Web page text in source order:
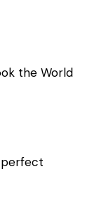
the World
perfect